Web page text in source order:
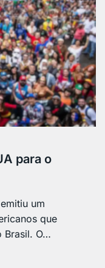
para o
um
que
Brasil. O…